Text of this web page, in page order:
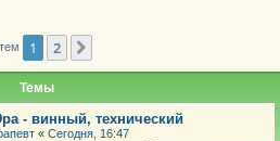
1 2
Темы
- винный, технический
« Сегодня, 16:47